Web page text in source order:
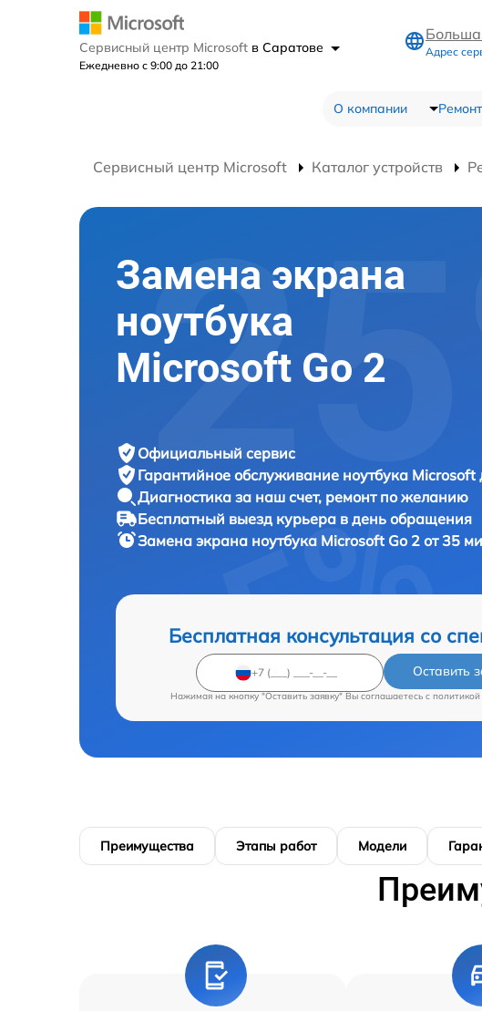
Сервисный центр Microsoft в Саратове
Ежедневно с 9:00 до 21:00
Адрес
О компании
Сервисный центр Microsoft Каталог устройств
Замена экрана
ноутбука
Microsoft Go 2
Официальный сервис
Гарантийное обслуживание ноутбука Microsoft
Диагностика за наш счет, ремонт по желанию
Бесплатный выезд курьера в день обращения
Замена экрана ноутбука Microsoft Go 2 от 35
Бесплатная консультация со
Оставить
Нажимая на кнопку "Оставить заявку" Вы соглашаетесь c
Преимущества Этапы работ Модели